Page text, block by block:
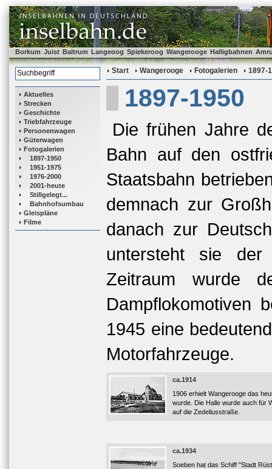
Borkum Juist Baltrum Langeoog Spiekeroog Wangerooge Halligbahnen
Aktuelles
Strecken
Geschichte
Triebfahrzeuge
Personenwagen
Güterwagen
Fotogalerien
1897-1950
1951-1975
1976-2000
2001-heute
Stillgelegt...
Bahnhofsumbau
Gleispläne
Filme
Start Wangerooge Fotogalerien 1897-
1897-1950
Die frühen Jahre
Bahn auf den
Staatsbahn
demnach zur
danach zur
untersteht sie der
Zeitraum wurde
Dampflokomotiven
1945 eine
Motorfahrzeuge.
ca.1914
1906 erhielt Wangerooge das
wurde. Die Halle wurde auch für
auf die Zedeliusstraße.
ca.1934
Soeben hat das Schiff "Stadt